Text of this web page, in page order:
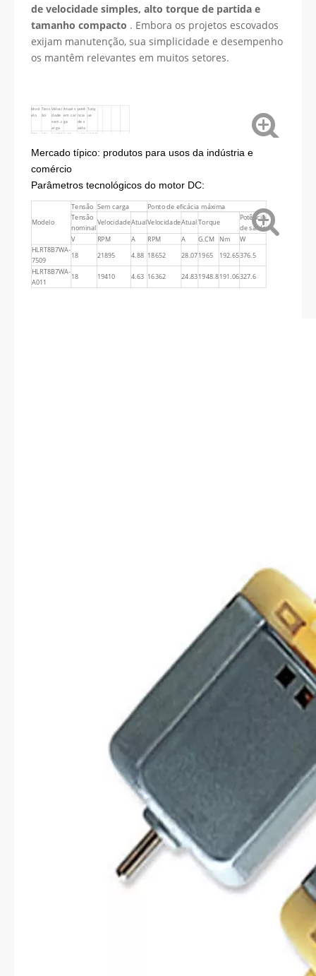
de velocidade simples, alto torque de partida e
tamanho compacto . Embora os projetos escovados
exijam manutenção, sua simplicidade e desempenho
os mantêm relevantes em muitos setores.
Mod
elo
Tens
ão
Veloci
dade
sem c
arga
Atual s
em car
ga
potê
ncia
de s
aída
Torq
ue
F28
rc
12V
11670 0.12a 4.4W 43.9G
Mercado típico: produtos para usos da indústria e
comércio
Parâmetros tecnológicos do motor DC:
Modelo
Tensão Sem carga Ponto de eficácia máxima
Tensão
nominal
VelocidadeAtualVelocidadeAtualTorque
Potência
de saída
V RPM A RPM A G.CM Nm W
HLRT8B7WA-
7509
18 21895 4.88 18652 28.071965 192.65376.5
HLRT8B7WA-
A011
18 19410 4.63 16362 24.831948.8191.06327.6